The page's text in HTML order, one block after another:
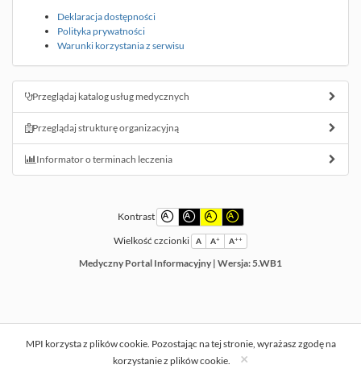
Deklaracja dostępności
Polityka prywatności
Warunki korzystania z serwisu
Przeglądaj katalog usług medycznych
Przeglądaj strukturę organizacyjną
Informator o terminach leczenia
Kontrast A A A A
Wielkość czcionki A A+ A++
Medyczny Portal Informacyjny | Wersja: 5.WB1
MPI korzysta z plików cookie. Pozostając na tej stronie, wyrażasz zgodę na
korzystanie z plików cookie.
×